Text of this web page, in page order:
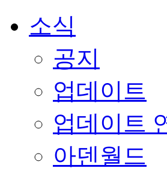
소식
공지
업데이트
업데이트
아덴월드